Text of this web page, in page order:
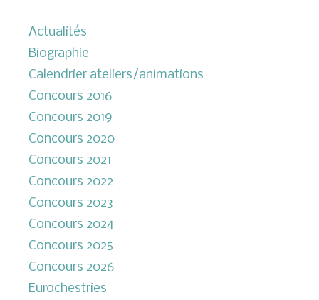
Actualités
Biographie
Calendrier ateliers/animations
Concours 2016
Concours 2019
Concours 2020
Concours 2021
Concours 2022
Concours 2023
Concours 2024
Concours 2025
Concours 2026
Eurochestries